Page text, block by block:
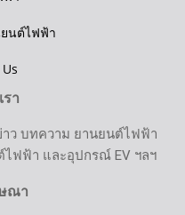
นต์ไฟฟ้า
รา
าว บทความ ยานยนต์ไฟฟ้า
ไฟฟ้า และอุปกรณ์ EV ฯลฯ
ณา